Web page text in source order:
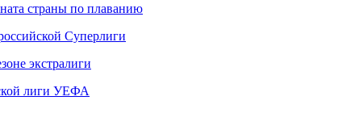
страны по плаванию
Суперлиги
экстралиги
лиги УЕФА